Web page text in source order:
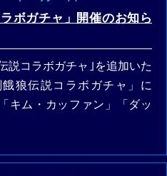
ボガチャ」開催のお知ら
説コラボガチャ｣を追加いた
狼伝説コラボガチャ」に
キム・カッファン」「ダッ